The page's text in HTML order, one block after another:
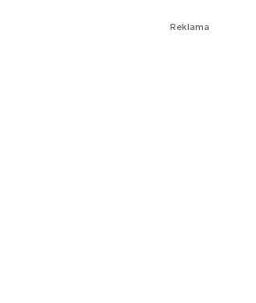
Reklama